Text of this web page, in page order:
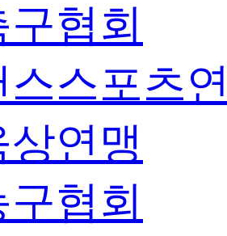
구협회
스스포츠
상연맹
구협회